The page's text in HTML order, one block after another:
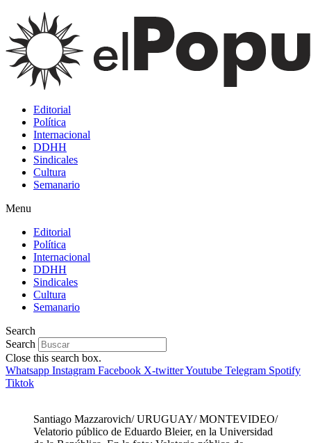
Editorial
Política
Internacional
DDHH
Sindicales
Cultura
Semanario
Menu
Editorial
Política
Internacional
DDHH
Sindicales
Cultura
Semanario
Search
Search
Close this search box.
Whatsapp Instagram Facebook X-twitterYoutube Telegram Spotify
Tiktok
Santiago Mazzarovich/ URUGUAY/ MONTEVIDEO/
Velatorio público de Eduardo Bleier, en la Universidad